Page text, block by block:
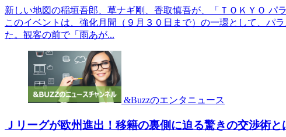
新しい地図の稲垣吾郎、草ナギ剛、香取慎吾が、「ＴＯＫＹＯ パ
このイベントは、強化月間（９月３０日まで）の一環として、パ
た。観客の前で「雨あが...
&Buzzのエンタニュース
Ｊリーグが欧州進出！移籍の裏側に迫る驚きの交渉術と